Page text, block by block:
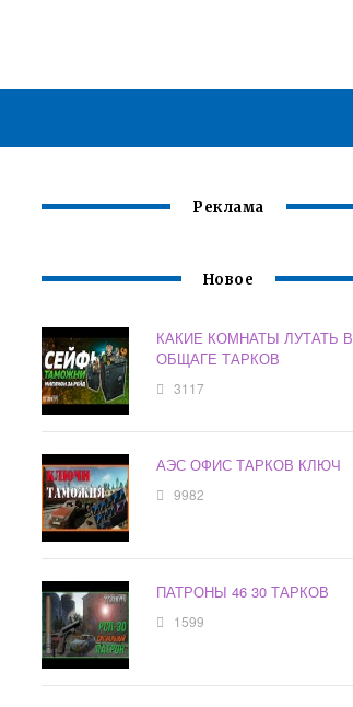
Реклама
Новое
КАКИЕ КОМНАТЫ ЛУТАТЬ В
ОБЩАГЕ ТАРКОВ
3117
АЭС ОФИС ТАРКОВ КЛЮЧ
9982
ПАТРОНЫ 46 30 ТАРКОВ
1599